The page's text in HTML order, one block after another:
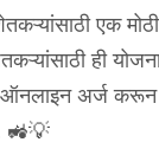
एक
ही
ऑनलाइन अर्ज
🚜💡